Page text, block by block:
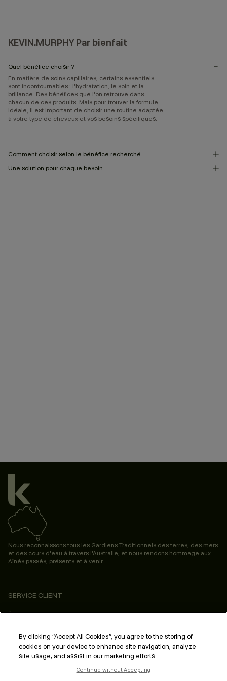
KEVIN.MURPHY Par bienfait
Quel bénéfice choisir ?
En matière de soins capillaires, certains essentiels
sont incontournables : l'hydratation, le soin et la
brillance. Des bénéfices que l'on retrouve dans
chacun de ces produits. Mais pour trouver la formule
idéale, il est important de choisir une routine adaptée
à votre type de cheveux et vos besoins spécifiques.
Comment choisir selon le bénéfice recherché
Une solution pour chaque besoin
Nous reconnaissons tous les Gardiens Traditionnels des terres, des mers
et des cours d'eau à travers l'Australie, et nous rendons hommage aux
Aînés passés, présents et à venir.
SERVICE CLIENT
À PROPOS
PROFESSIONNELS & SALONS
MENTIONS LÉGALES & CONFORMITÉ
By clicking “Accept All Cookies”, you agree to the storing of
cookies on your device to enhance site navigation, analyze
site usage, and assist in our marketing efforts.
Continue without Accepting